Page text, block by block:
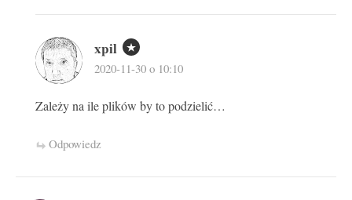
xpil
2020-11-30 o 10:10
Zależy na ile plików by to podzielić…
Odpowiedz